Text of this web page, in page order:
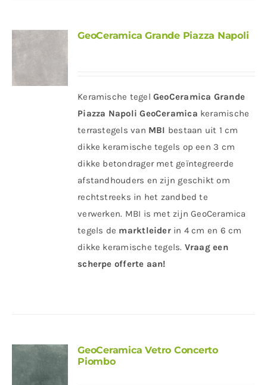
GeoCeramica Grande Piazza Napoli
Keramische tegel GeoCeramica Grande
Piazza Napoli GeoCeramica keramische
terrastegels van MBI bestaan uit 1 cm
dikke keramische tegels op een 3 cm
dikke betondrager met geïntegreerde
afstandhouders en zijn geschikt om
rechtstreeks in het zandbed te
verwerken. MBI is met zijn GeoCeramica
tegels de marktleiderin 4 cm en 6 cm
dikke keramische tegels. Vraag een
scherpe offerte aan!
GeoCeramica Vetro Concerto
Piombo